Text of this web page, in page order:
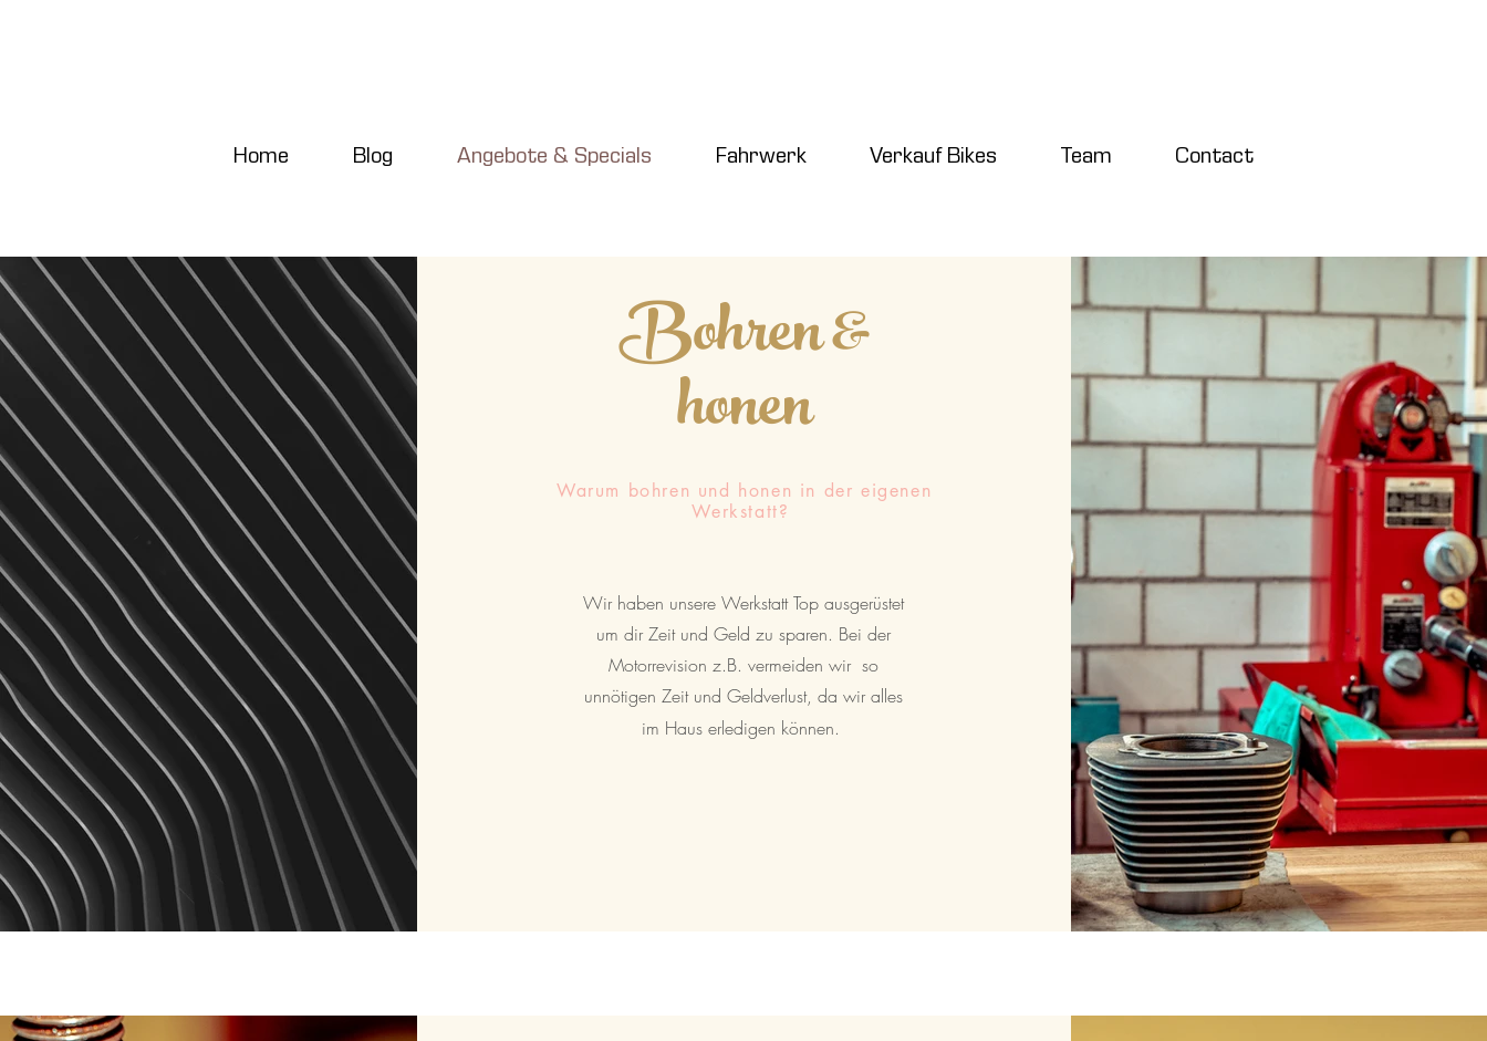
Home Blog Angebote & Specials Fahrwerk Verkauf Bikes Team Contact
Bohren &
honen
Warum bohren und honen in der eigenen
Werkstatt?
Wir haben unsere Werkstatt Top ausgerüstet
um dir Zeit und Geld zu sparen. Bei der
Motorrevision z.B. vermeiden wir so
unnötigen Zeit und Geldverlust, da wir alles
im Haus erledigen können.